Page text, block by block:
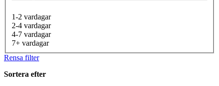
1-2 vardagar
2-4 vardagar
4-7 vardagar
7+ vardagar
Rensa filter
Sortera efter